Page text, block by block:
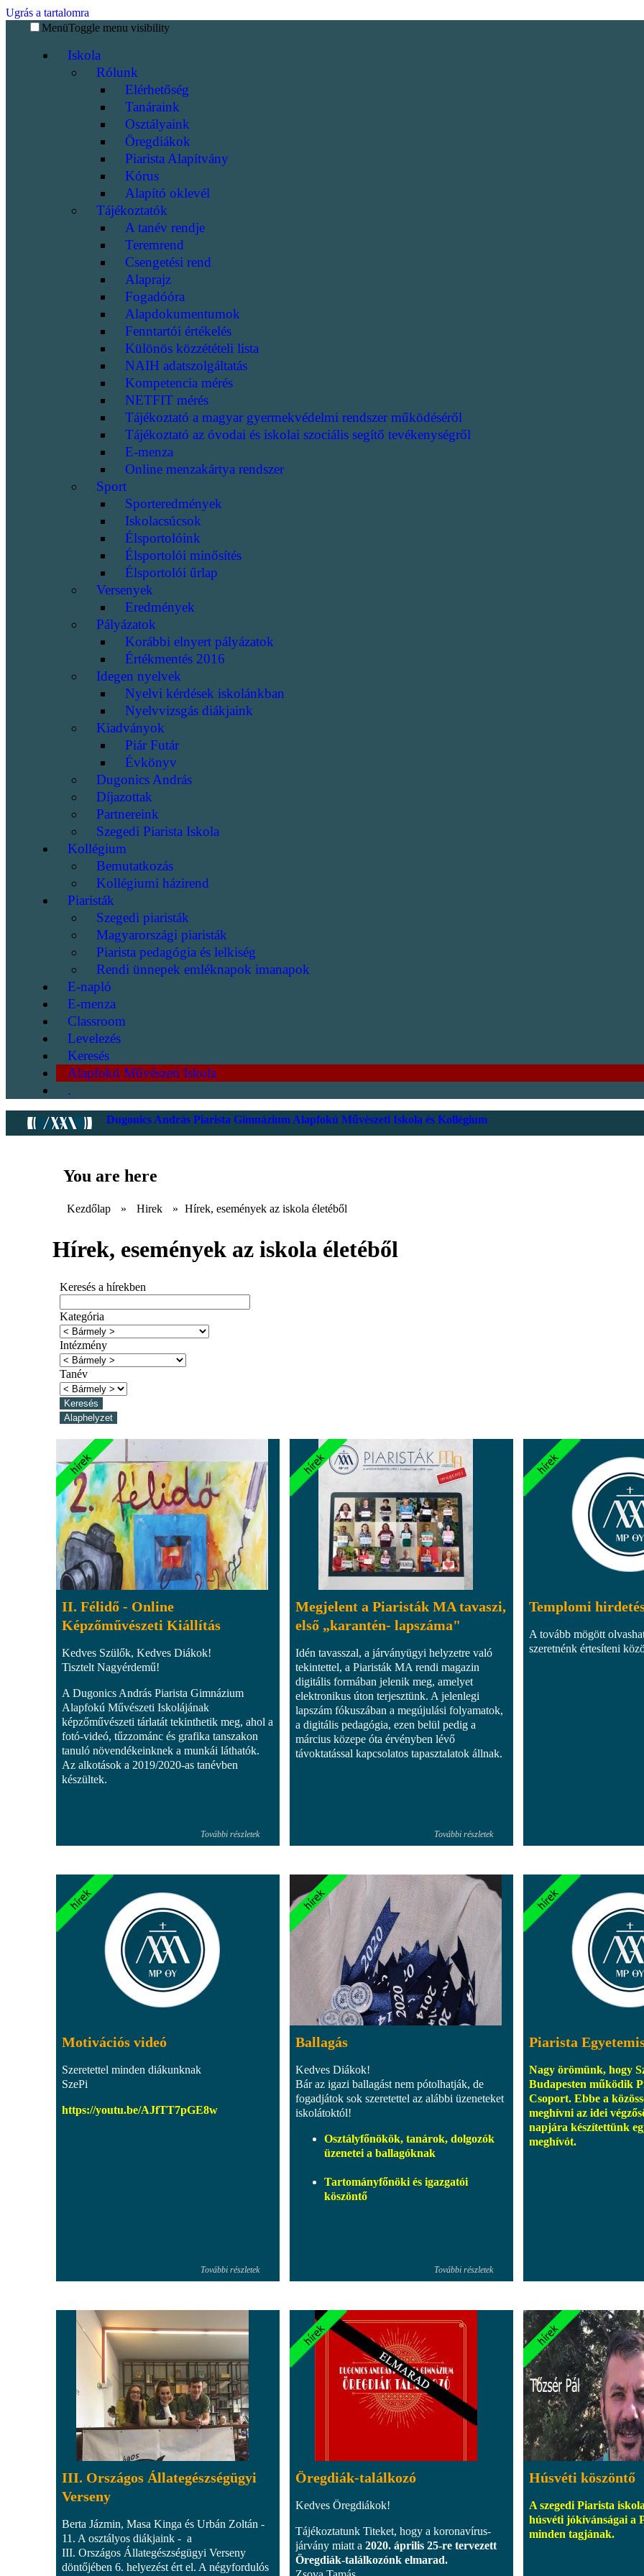
Ugrás a tartalomra
MenüToggle menu visibility
Iskola
Rólunk
Elérhetőség
Tanáraink
Osztályaink
Öregdiákok
Piarista Alapítvány
Kórus
Alapító oklevél
Tájékoztatók
A tanév rendje
Teremrend
Csengetési rend
Alaprajz
Fogadóóra
Alapdokumentumok
Fenntartói értékelés
Különös közzétételi lista
NAIH adatszolgáltatás
Kompetencia mérés
NETFIT mérés
Tájékoztató a magyar gyermekvédelmi rendszer működéséről
Tájékoztató az óvodai és iskolai szociális segítő tevékenységről
E-menza
Online menzakártya rendszer
Sport
Sporteredmények
Iskolacsúcsok
Élsportolóink
Élsportolói minősítés
Élsportolói űrlap
Versenyek
Eredmények
Pályázatok
Korábbi elnyert pályázatok
Értékmentés 2016
Idegen nyelvek
Nyelvi kérdések iskolánkban
Nyelvvizsgás diákjaink
Kiadványok
Piár Futár
Évkönyv
Dugonics András
Díjazottak
Partnereink
Szegedi Piarista Iskola
Kollégium
Bemutatkozás
Kollégiumi házirend
Piaristák
Szegedi piaristák
Magyarországi piaristák
Piarista pedagógia és lelkiség
Rendi ünnepek emléknapok imanapok
E-napló
E-menza
Classroom
Levelezés
Keresés
Alapfokú Művészeti Iskola
.
Dugonics András Piarista Gimnázium Alapfokú Művészeti Iskola és Kollégium
You are here
Kezdőlap » Hirek » Hírek, események az iskola életéből
Hírek, események az iskola életéből
Keresés a hírekben
Kategória
Intézmény
Tanév
II. Félidő - Online
Képzőművészeti Kiállítás
Kedves Szülők, Kedves Diákok!
Tisztelt Nagyérdemű!
A Dugonics András Piarista Gimnázium
Alapfokú Művészeti Iskolájának
képzőművészeti tárlatát tekinthetik meg, ahol a
fotó-videó, tűzzománc és grafika tanszakon
tanuló növendékeinknek a munkái láthatók.
Az alkotások a 2019/2020-as tanévben
készültek.
További részletek
Megjelent a Piaristák MA tavaszi,
első „karantén- lapszáma"
Idén tavasszal, a járványügyi helyzetre való
tekintettel, a Piaristák MA rendi magazin
digitális formában jelenik meg, amelyet
elektronikus úton terjesztünk. A jelenlegi
lapszám fókuszában a megújulási folyamatok,
a digitális pedagógia, ezen belül pedig a
március közepe óta érvényben lévő
távoktatással kapcsolatos tapasztalatok állnak.
További részletek
Templomi
A tovább mögött
szeretnénk értesíteni
Motivációs videó
Szeretettel minden diákunknak
SzePi
https://youtu.be/AJfTT7pGE8w
További részletek
Ballagás
Kedves Diákok!
Bár az igazi ballagást nem pótolhatják, de
fogadjátok sok szeretettel az alábbi üzeneteket
iskolátoktól!
Osztályfőnökök, tanárok, dolgozók
üzenetei a ballagóknak
Tartományfőnöki és igazgatói
köszöntő
További részletek
Piarista
Nagy örömünk, hogy
Budapesten működik
Csoport. Ebbe a
meghívni az idei
napjára készítettünk
meghívót.
III. Országos Állategészségügyi
Verseny
Berta Jázmin, Masa Kinga és Urbán Zoltán -
11. A osztályos diákjaink - a
III. Országos Állategészségügyi Verseny
döntőjében 6. helyezést ért el. A négyfordulós
Öregdiák-találkozó
Kedves Öregdiákok!
Tájékoztatunk Titeket, hogy a koronavírus-
járvány miatt a 2020. április 25-re tervezett
Öregdiák-találkozónk elmarad.
Húsvéti köszöntő
A szegedi Piarista
húsvéti jókívánságai a
minden tagjának.